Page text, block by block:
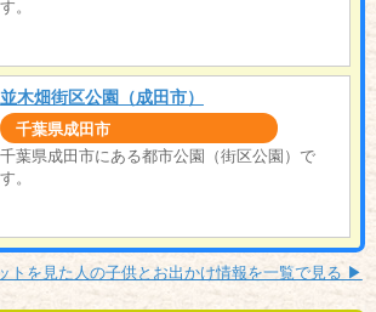
す。
並木畑街区公園（成田市）
千葉県成田市
千葉県成田市にある都市公園（街区公園）で
す。
トを見た人の子供とお出かけ情報を一覧で見る ▶︎